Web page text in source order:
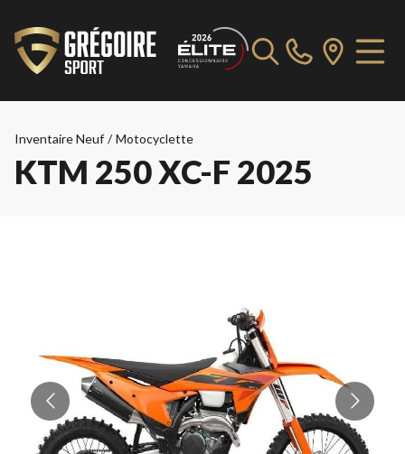
Inventaire Neuf / Motocyclette
KTM 250 XC-F 2025